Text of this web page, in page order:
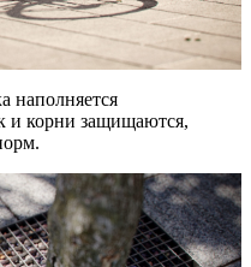
наполняется
и корни защищаются,